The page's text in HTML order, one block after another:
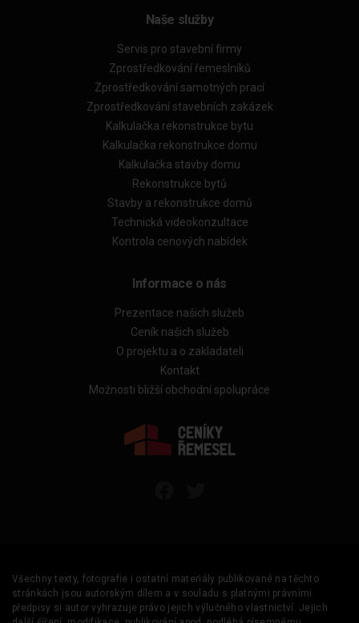
Naše služby
Servis pro stavební firmy
Zprostředkování řemeslníků
Zprostředkování samotných prací
Zprostředkování stavebních zakázek
Kalkulačka rekonstrukce bytu
Kalkulačka rekonstrukce domu
Kalkulačka stavby domu
Rekonstrukce bytů
Stavby a rekonstrukce domů
Technická videokonzultace
Kontrola cenových nabídek
Informace o nás
Prezentace našich služeb
Ceník našich služeb
O projektu a o zakladateli
Kontakt
Možnosti bližší obchodní spolupráce
Všechny texty, fotografie i ostatní materiály publikované na těchto
stránkách jsou autorským dílem a v souladu s platnými právními
předpisy si autor vyhrazuje právo jejich výlučného vlastnictví. Jejich